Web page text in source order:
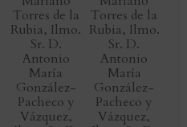
Torres de la
Rubia, Ilmo.
Sr. D.
Antonio
María
González-
Pacheco y
Vázquez,
Torres de la
Rubia, Ilmo.
Sr. D.
Antonio
María
González-
Pacheco y
Vázquez,